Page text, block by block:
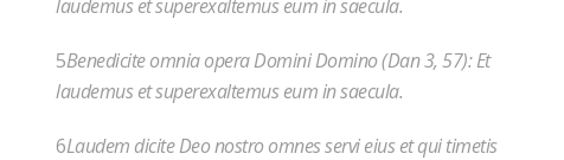
laudemus et superexaltemus eum in saecula.
5Benedicite omnia opera Domini Domino (Dan 3, 57): Et
laudemus et superexaltemus eum in saecula.
6Laudem dicite Deo nostro omnes servi eius et qui timetis